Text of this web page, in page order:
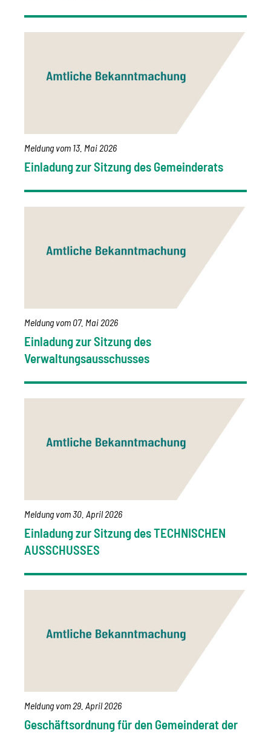
Meldung vom 13. Mai 2026
Einladung zur Sitzung des Gemeinderats
Meldung vom 07. Mai 2026
Einladung zur Sitzung des
Verwaltungsausschusses
Meldung vom30. April 2026
Einladung zur Sitzung des TECHNISCHEN
AUSSCHUSSES
Meldung vom 29. April 2026
Geschäftsordnung für den Gemeinderat der